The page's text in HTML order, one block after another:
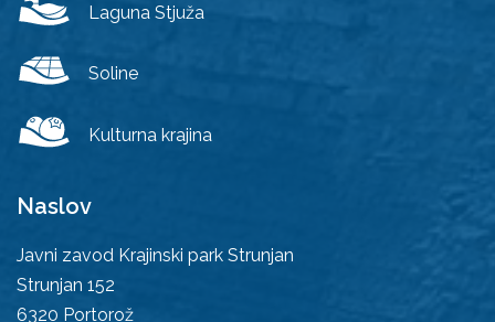
Laguna Stjuža
Soline
Kulturna krajina
Naslov
Javni zavod Krajinski park Strunjan
Strunjan 152
6320 Portorož